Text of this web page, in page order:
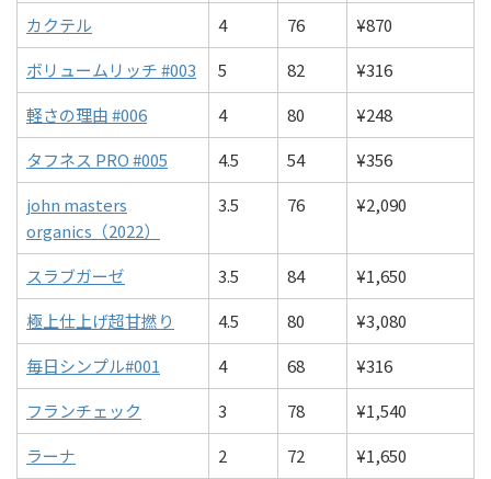
カクテル
4 76
¥870
ボリュームリッチ #003
5 82
¥316
軽さの理由 #006
4 80
¥248
タフネス PRO #005
4.5 54
¥356
john masters
organics（2022）
3.5 76 ¥2,090
スラブガーゼ 3.5 84
¥1,650
極上仕上げ超甘撚り
4.5 80
¥3,080
毎日シンプル#001
4 68
¥316
フランチェック
3 78
¥1,540
ラーナ
2 72
¥1,650